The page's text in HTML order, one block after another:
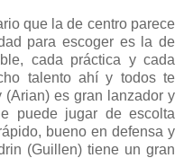
que la de centro parece
para escoger es la de
cada práctica y cada
talento ahí y todos te
(Arian) es gran lanzador y
puede jugar de escolta
bueno en defensa y
(Guillen) tiene un gran